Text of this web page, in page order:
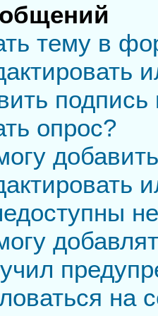
тему в
опрос?
на